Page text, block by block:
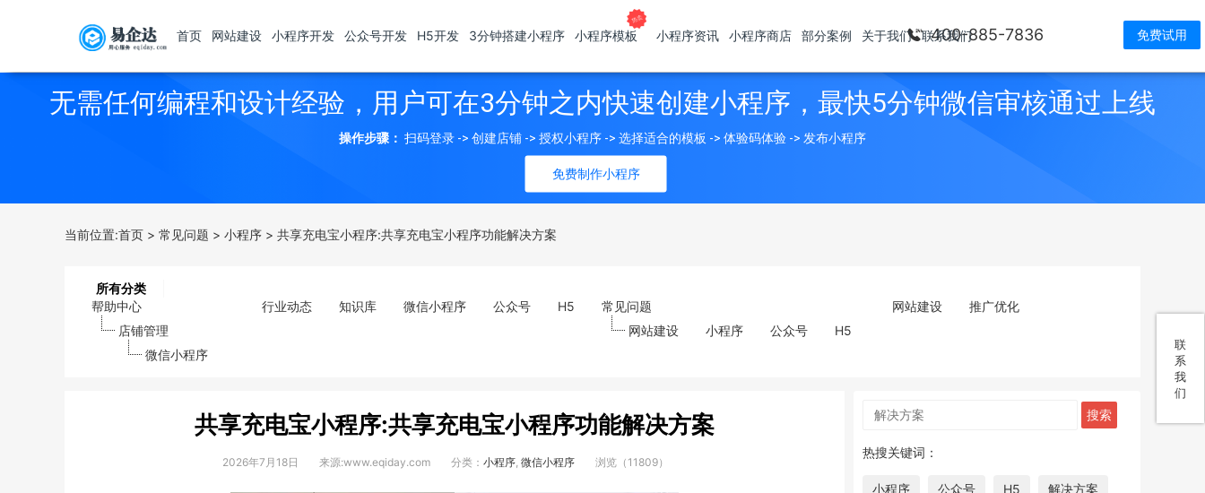
400-885-7836 免费试用
首页 网站建设 小程序开发 公众号开发 H5开发 3分钟搭建小程序 小程序模板 小程序资讯 小程序商店 部分案例 关于我们 联系我们
联
系
我
们
无需任何编程和设计经验，用户可在3分钟之内快速创建小程序，最快5分钟微信审核通过上线
免费制作小程序
操作步骤： 扫码登录 -> 创建店铺 -> 授权小程序 -> 选择适合的模板 -> 体验码体验 -> 发布小程序
当前位置:首页 > 常见问题 > 小程序 > 共享充电宝小程序:共享充电宝小程序功能解决方案
所有分类
帮助中心
店铺管理
微信小程序
行业动态 知识库 微信小程序 公众号 H5
常见问题
网站建设
小程序 公众号 H5
网站建设 推广优化
共享充电宝小程序:共享充电宝小程序功能解决方案
2026年7月18日 来源:www.eqiday.com 分类： 小程序 微信小程序 浏览（11809）
热搜关键词：
小程序 公众号 H5 解决方案